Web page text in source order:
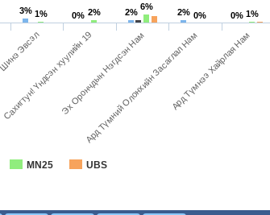
3% 0% 2% 2% 0%
1% 2%
6%
0%
1%
MN25 UBS
Шинэ Эвсэл
Сахигтун! Үндсэн хуулийн 19Эх Орончдын Нэгдсэн Нам
Ард Түмний Олонхийн Засаглал НамАрд Түмнээ Хайрлая Нам